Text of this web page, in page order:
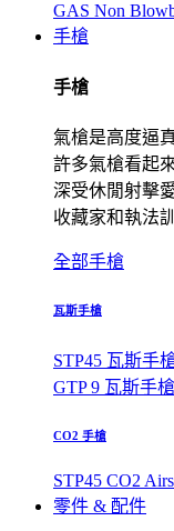
GAS Non
手槍
手槍
氣槍是高度逼
許多氣槍看起
深受休閒射擊
收藏家和執法
全部手槍
瓦斯手槍
STP45 瓦斯手
GTP 9 瓦斯手槍
CO2 手槍
STP45 CO2
零件 & 配件